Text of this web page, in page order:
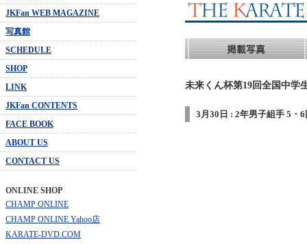
JKFan WEB MAGAZINE
写真館
SCHEDULE
SHOP
LINK
JKFan CONTENTS
FACE BOOK
ABOUT US
CONTACT US
ONLINE SHOP
CHAMP ONLINE
CHAMP ONLINE Yahoo店
KARATE-DVD.COM
未来くん杯第19回全国中学
3月30日 : 2年男子組手 5・